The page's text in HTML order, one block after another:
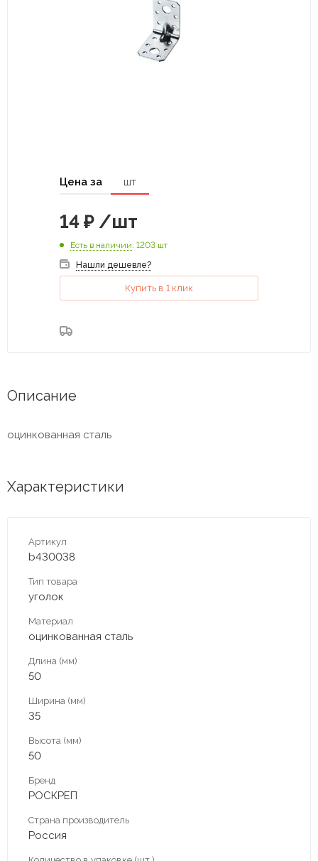
Цена за шт
14 ₽ /шт
Есть в наличии: 1203 шт
Нашли дешевле?
Купить в 1 клик
Описание
оцинкованная сталь
Характеристики
Артикул
b430038
Тип товара
уголок
Материал
оцинкованная сталь
Длина (мм)
50
Ширина (мм)
35
Высота (мм)
50
Бренд
РОСКРЕП
Страна производитель
Россия